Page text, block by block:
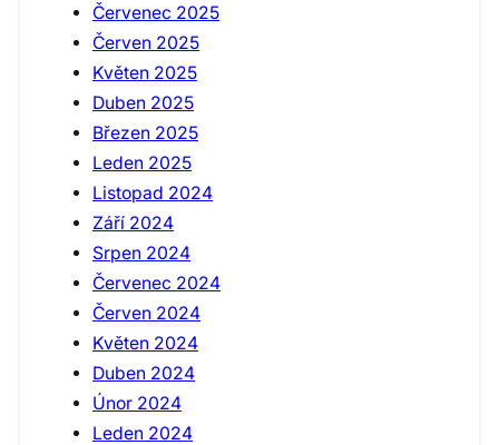
Červenec 2025
Červen 2025
Květen 2025
Duben 2025
Březen 2025
Leden 2025
Listopad 2024
Září 2024
Srpen 2024
Červenec 2024
Červen 2024
Květen 2024
Duben 2024
Únor 2024
Leden 2024